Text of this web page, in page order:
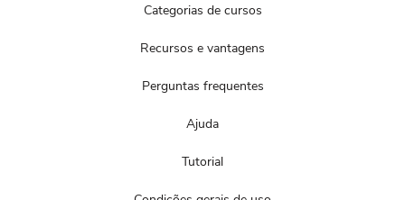
Categorias de cursos
Recursos e vantagens
Perguntas frequentes
Ajuda
Tutorial